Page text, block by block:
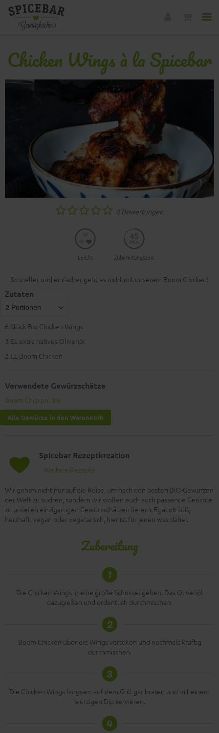
Chicken Wings à la Spicebar
0 Bewertungen
Leicht Zubereitungszeit
Schneller und einfacher geht es nicht mit unserem Boom Chicken!
Zutaten
6 Stück Bio Chicken Wings
3 EL extra natives Olivenöl
2 EL Boom Chicken
Verwendete Gewürzschätze
Boom Chicken, bio
Alle Gewürze in den Warenkorb
Spicebar Rezeptkreation
Weitere Rezepte
Wir gehen nicht nur auf die Reise, um nach den besten BIO-Gewürzen
der Welt zu suchen, sondern wir wollen euch auch passende Gerichte
zu unseren einzigartigen Gewürzschätzen liefern. Egal ob süß,
herzhaft, vegan oder vegetarisch, hier ist für jeden was dabei.
Zubereitung
1
Die Chicken Wings in eine große Schüssel geben. Das Olivenöl
dazugießen und ordentlich durchmischen.
2
Boom Chicken über die Wings verteilen und nochmals kräftig
durchmischen.
3
Die Chicken Wings langsam auf dem Grill gar braten und mit einem
würzigen Dip servieren.
4